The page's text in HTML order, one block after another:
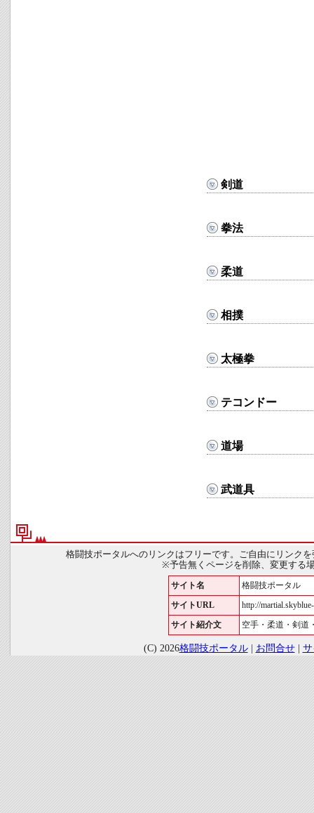
剣道
拳法
柔道
相撲
太極拳
テコンドー
道場
武道具
格闘技ポータルへのリンクはフリーです。ご自由にリンク
※予告無くページを削除、変更する
サイト名 格闘技ポータル
サイトURL http://
サイト紹介文 空手・柔道・剣道
(C) 2026格闘技ポータル| お問合せ|